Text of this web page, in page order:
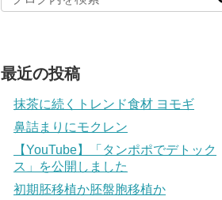
最近の投稿
抹茶に続くトレンド食材 ヨモギ
鼻詰まりにモクレン
【YouTube】「タンポポでデトック
ス」を公開しました
初期胚移植か胚盤胞移植か